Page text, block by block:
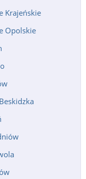
Krajeńskie
Opolskie